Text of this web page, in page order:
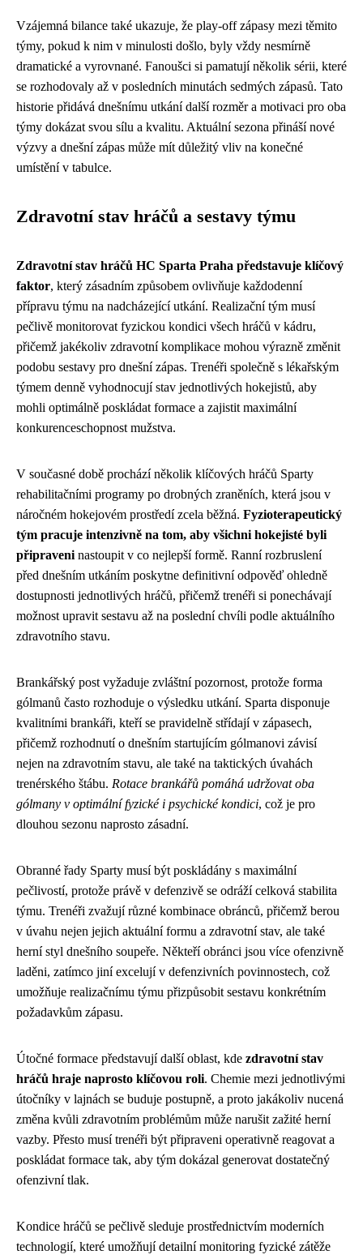
Vzájemná bilance také ukazuje, že play-off zápasy mezi těmito
týmy, pokud k nim v minulosti došlo, byly vždy nesmírně
dramatické a vyrovnané. Fanoušci si pamatují několik sérii, které
se rozhodovaly až v posledních minutách sedmých zápasů. Tato
historie přidává dnešnímu utkání další rozměr a motivaci pro oba
týmy dokázat svou sílu a kvalitu. Aktuální sezona přináší nové
výzvy a dnešní zápas může mít důležitý vliv na konečné
umístění v tabulce.
Zdravotní stav hráčů a sestavy týmu
Zdravotní stav hráčů HC Sparta Praha představuje klíčový
faktor, který zásadním způsobem ovlivňuje každodenní
přípravu týmu na nadcházející utkání. Realizační tým musí
pečlivě monitorovat fyzickou kondici všech hráčů v kádru,
přičemž jakékoliv zdravotní komplikace mohou výrazně změnit
podobu sestavy pro dnešní zápas. Trenéři společně s lékařským
týmem denně vyhodnocují stav jednotlivých hokejistů, aby
mohli optimálně poskládat formace a zajistit maximální
konkurenceschopnost mužstva.
V současné době prochází několik klíčových hráčů Sparty
rehabilitačními programy po drobných zraněních, která jsou v
náročném hokejovém prostředí zcela běžná. Fyzioterapeutický
tým pracuje intenzivně na tom, aby všichni hokejisté byli
připraveni nastoupit v co nejlepší formě. Ranní rozbruslení
před dnešním utkáním poskytne definitivní odpověď ohledně
dostupnosti jednotlivých hráčů, přičemž trenéři si ponechávají
možnost upravit sestavu až na poslední chvíli podle aktuálního
zdravotního stavu.
Brankářský post vyžaduje zvláštní pozornost, protože forma
gólmanů často rozhoduje o výsledku utkání. Sparta disponuje
kvalitními brankáři, kteří se pravidelně střídají v zápasech,
přičemž rozhodnutí o dnešním startujícím gólmanovi závisí
nejen na zdravotním stavu, ale také na taktických úvahách
trenérského štábu. Rotace brankářů pomáhá udržovat oba
gólmany v optimální fyzické i psychické kondici, což je pro
dlouhou sezonu naprosto zásadní.
Obranné řady Sparty musí být poskládány s maximální
pečlivostí, protože právě v defenzivě se odráží celková stabilita
týmu. Trenéři zvažují různé kombinace obránců, přičemž berou
v úvahu nejen jejich aktuální formu a zdravotní stav, ale také
herní styl dnešního soupeře. Někteří obránci jsou více ofenzivně
laděni, zatímco jiní excelují v defenzivních povinnostech, což
umožňuje realizačnímu týmu přizpůsobit sestavu konkrétním
požadavkům zápasu.
Útočné formace představují další oblast, kde zdravotní stav
hráčů hraje naprosto klíčovou roli. Chemie mezi jednotlivými
útočníky v lajnách se buduje postupně, a proto jakákoliv nucená
změna kvůli zdravotním problémům může narušit zažité herní
vazby. Přesto musí trenéři být připraveni operativně reagovat a
poskládat formace tak, aby tým dokázal generovat dostatečný
ofenzivní tlak.
Kondice hráčů se pečlivě sleduje prostřednictvím moderních
technologií, které umožňují detailní monitoring fyzické zátěže